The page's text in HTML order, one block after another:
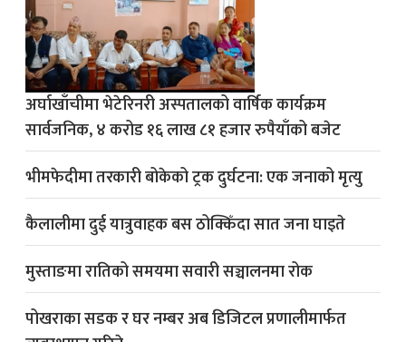
अर्घाखाँचीमा भेटेरिनरी अस्पतालको वार्षिक कार्यक्रम
सार्वजनिक, ४ करोड १६ लाख ८१ हजार रुपैयाँको बजेट
भीमफेदीमा तरकारी बोकेको ट्रक दुर्घटना: एक जनाको मृत्यु
कैलालीमा दुई यात्रुवाहक बस ठोक्किँदा सात जना घाइते
मुस्ताङमा रातिको समयमा सवारी सञ्चालनमा रोक
पोखराका सडक र घर नम्बर अब डिजिटल प्रणालीमार्फत